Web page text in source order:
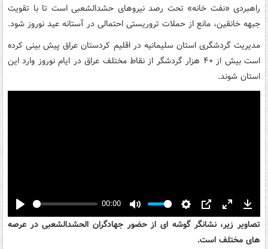
راهبردی «نفت خانه» تحت رصد نیروهای حشدالشعبی است تا با تقویت
جبهه خانقین، مانع از حملات تروریستی احتمالی در آستانه عید نوروز شود.
مدیریت گردشگری استان سلیمانیه در اقلیم کردستان عراق پیش بینی کرده
است بیش از ۴۰ هزار گردشگر از نقاط مختلف عراق در ایام نوروز وارد این
استان شوند.
Play
00:00
Mute Settings
PIP Enter
fullscreen
تصاویر زیر، نشانگر گوشه ای از حضور جهادگران الحشدالشعبی در عرصه
های مختلف است.